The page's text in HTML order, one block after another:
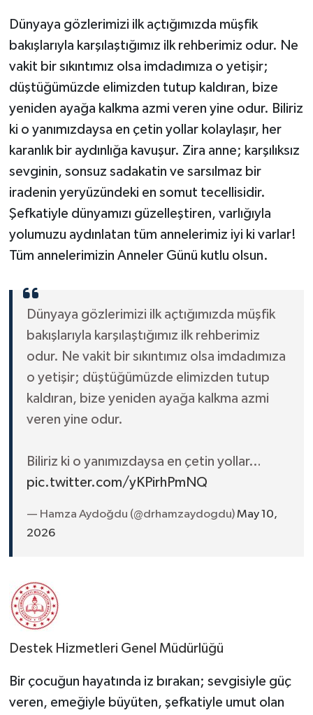
Dünyaya gözlerimizi ilk açtığımızda müşfik
bakışlarıyla karşılaştığımız ilk rehberimiz odur. Ne
vakit bir sıkıntımız olsa imdadımıza o yetişir;
düştüğümüzde elimizden tutup kaldıran, bize
yeniden ayağa kalkma azmi veren yine odur. Biliriz
ki o yanımızdaysa en çetin yollar kolaylaşır, her
karanlık bir aydınlığa kavuşur. Zira anne; karşılıksız
sevginin, sonsuz sadakatin ve sarsılmaz bir
iradenin yeryüzündeki en somut tecellisidir. ​
Şefkatiyle dünyamızı güzelleştiren, varlığıyla
yolumuzu aydınlatan tüm annelerimiz iyi ki varlar!
Tüm annelerimizin Anneler Günü kutlu olsun.
Dünyaya gözlerimizi ilk açtığımızda müşfik
bakışlarıyla karşılaştığımız ilk rehberimiz
odur. Ne vakit bir sıkıntımız olsa imdadımıza
o yetişir; düştüğümüzde elimizden tutup
kaldıran, bize yeniden ayağa kalkma azmi
veren yine odur.
Biliriz ki o yanımızdaysa en çetin yollar…
pic.twitter.com/yKPirhPmNQ
— Hamza Aydoğdu (@drhamzaydogdu)May 10,
2026
Destek Hizmetleri Genel Müdürlüğü
Bir çocuğun hayatında iz bırakan; sevgisiyle güç
veren, emeğiyle büyüten, şefkatiyle umut olan